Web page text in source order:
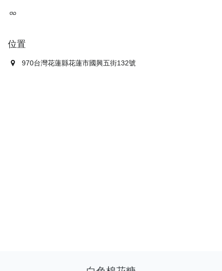
位置
970台灣花蓮縣花蓮市國興五街132號